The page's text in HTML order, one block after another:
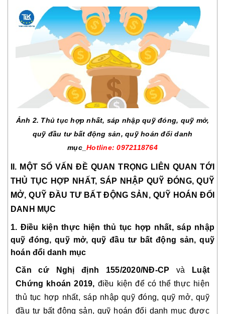
Ảnh 2. Thủ tục hợp nhất, sáp nhập quỹ đóng, quỹ mở,
quỹ đầu tư bất động sản, quỹ hoán đổi danh
mục_Hotline: 0972118764
II. MỘT SỐ VẤN ĐỀ QUAN TRỌNG LIÊN QUAN TỚI
THỦ TỤC HỢP NHẤT, SÁP NHẬP QUỸ ĐÓNG, QUỸ
MỞ, QUỸ ĐẦU TƯ BẤT ĐỘNG SẢN, QUỸ HOÁN ĐỔI
DANH MỤC
1. Điều kiện thực hiện thủ tục hợp nhất, sáp nhập
quỹ đóng, quỹ mở, quỹ đầu tư bất động sản, quỹ
hoán đổi danh mục
Căn cứ Nghị định 155/2020/NĐ-CP và
Luật
Chứng khoán 2019, điều kiện để có thể thực hiện
thủ tục hợp nhất, sáp nhập quỹ đóng, quỹ mở, quỹ
đầu tư bất động sản, quỹ hoán đổi danh mục được